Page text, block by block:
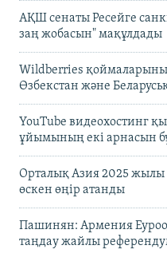
АҚШ сенаты Ресейге
заң жобасын" мақұлдады
Wildberries
Өзбекстан және
YouTube видеохостинг
ұйымының екі арнасын
Орталық Азия 2025
өскен өңір атанды
Пашинян: Армения
таңдау жайлы